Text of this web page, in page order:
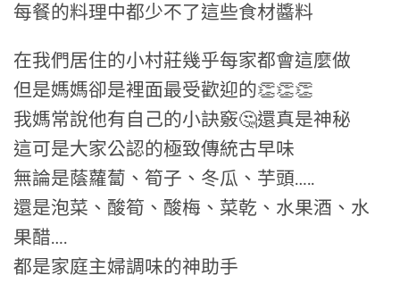
每餐的料理中都少不了這些食材醬料
在我們居住的小村莊幾乎每家都會這麼做
但是媽媽卻是裡面最受歡迎的👏👏👏
我媽常說他有自己的小訣竅🤔還真是神秘
這可是大家公認的極致傳統古早味
無論是蔭蘿蔔、筍子、冬瓜、芋頭…..
還是泡菜、酸筍、酸梅、菜乾、水果酒、水
果醋….
都是家庭主婦調味的神助手